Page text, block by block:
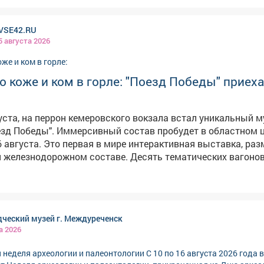
крепости. Третий вагон «везёт» нас на фронт, в
раненых. Удочки и лыжи пассажиров сменяются на
диплом Россотрудничества - за
💪За этой победой - тысячи часов репетиций,
искусство:
силой обладают танцы: ты открываешь их, а они - тебя».
с победой!🥇
августа 2026
коже и ком в горле: "Поезд Победы"
на перрон кемеровского вокзала встал уникальный
пробудет в областном центре
Это первая в мире интерактивная выставка,
составе. Десять тематических
технологий, объемного звука и реалистичных
посетителей в события военных лет.
музей г. Междуреченск
2026